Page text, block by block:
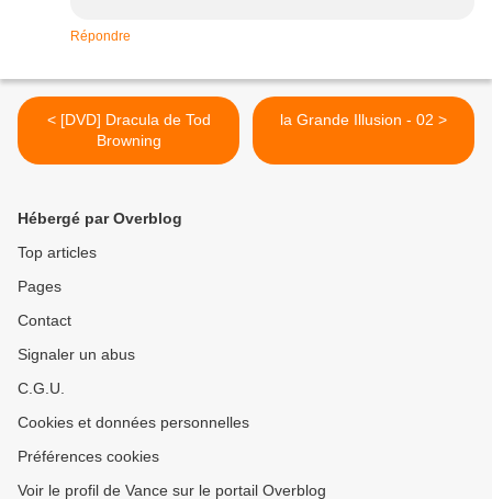
Répondre
< [DVD] Dracula de Tod
Browning
la Grande Illusion - 02 >
Hébergé par Overblog
Top articles
Pages
Contact
Signaler un abus
C.G.U.
Cookies et données personnelles
Préférences cookies
Voir le profil de Vance sur le portail Overblog